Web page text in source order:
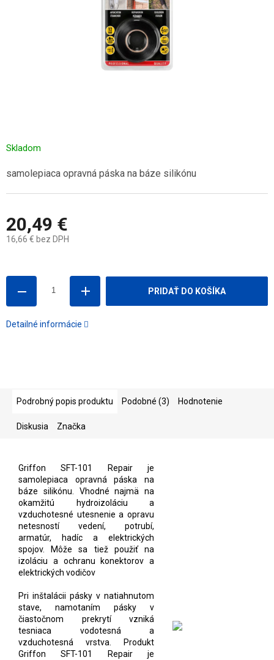
20,49 €
16,66 € bez DPH
Skladom
PRIDAŤ DO KOŠÍKA
samolepiaca opravná páska na báze silikónu
Detailné informácie
Podrobný popis produktu Podobné (3) Hodnotenie
Diskusia Značka
Griffon SFT-101 Repair je
samolepiaca opravná páska na
báze silikónu. Vhodné najmä na
okamžitú hydroizoláciu a
vzduchotesné utesnenie a opravu
netesností vedení, potrubí,
armatúr, hadíc a elektrických
spojov. Môže sa tiež použiť na
izoláciu a ochranu konektorov a
elektrických vodičov
Pri inštalácii pásky v natiahnutom
stave, namotaním pásky v
čiastočnom prekrytí vzniká
tesniaca vodotesná a
vzduchotesná vrstva. Produkt
Griffon SFT-101 Repair je